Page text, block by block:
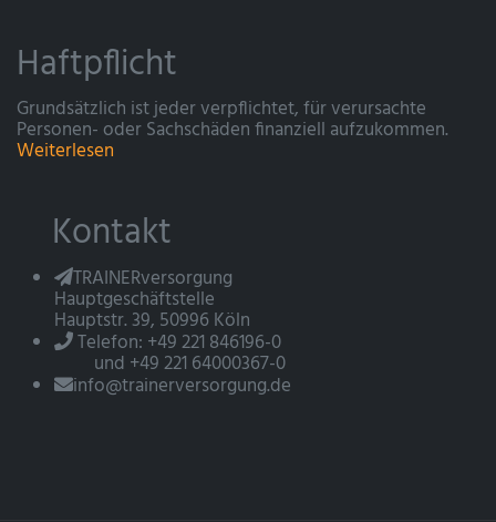
Haftpflicht
Grundsätzlich ist jeder verpflichtet, für verursachte
Personen- oder Sachschäden finanziell aufzukommen.
Weiterlesen
Kontakt
TRAINERversorgung
Hauptgeschäftstelle
Hauptstr. 39, 50996 Köln
Telefon: +49 221 846196-0
und +49 221 64000367-0
info@trainerversorgung.de